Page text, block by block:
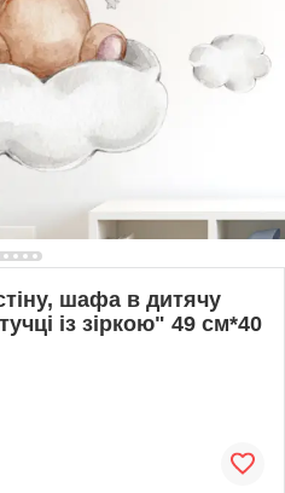
шафа в дитячу
із зіркою" 49 см*40